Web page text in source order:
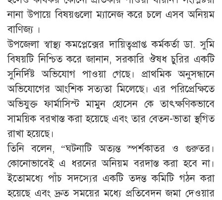
নানা উপায়ে বিষয়গুলো ম্যানেজ করে চলে এসব অনিয়ম
বাণিজ্য ।
উপজেলা স্বাস্থ্য কমপ্লেক্সের দায়িত্বপ্রাপ্ত কর্মকর্তা ডা. সুমি
বিষয়টি নিশ্চিত করে জানান, সরকারি ঔষধ চুরির একটি
সুনির্দিষ্ট অভিযোগ পাওয়া গেছে। প্রাথমিক অনুসন্ধানে
অভিযোগের আংশিক সত্যতা মিলেছে। এর পরিপ্রেক্ষিতে
অভিযুক্ত ফার্মাসিস্ট মামুন হোসেন কে তাৎক্ষণিকভাবে
সাময়িক বরখাস্ত করা হয়েছে এবং তার বেতন-ভাতা স্থগিত
রাখা হয়েছে।
তিনি বলেন, “ঘটনাটি অত্যন্ত স্পর্শকাতর ও গুরুতর।
কোনোভাবেই এ ধরনের অনিয়ম বরদাস্ত করা হবে না।
ইতোমধ্যে পাঁচ সদস্যের একটি তদন্ত কমিটি গঠন করা
হয়েছে এবং দ্রুত সময়ের মধ্যে প্রতিবেদন জমা দেওয়ার